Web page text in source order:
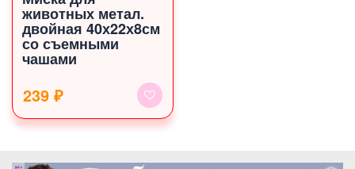
животных метал.
двойная 40х22х8см
со съемными
чашами
239 ₽